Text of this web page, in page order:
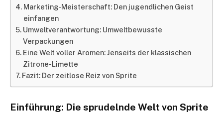
Marketing-Meisterschaft: Den jugendlichen Geist
einfangen
Umweltverantwortung: Umweltbewusste
Verpackungen
Eine Welt voller Aromen: Jenseits der klassischen
Zitrone-Limette
Fazit: Der zeitlose Reiz von Sprite
Einführung: Die sprudelnde Welt von Sprite